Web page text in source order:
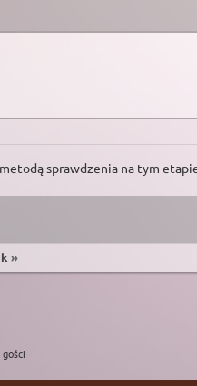
sprawdzenia na tym
»